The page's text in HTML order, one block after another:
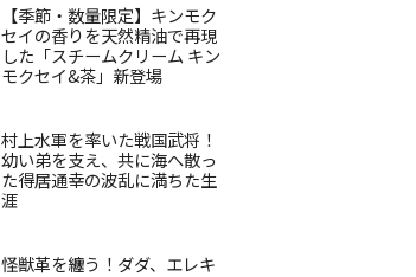
【季節・数量限定】キンモク
セイの香りを天然精油で再現
した「スチームクリーム キン
モクセイ&茶」新登場
村上水軍を率いた戦国武将！
幼い弟を支え、共に海へ散っ
た得居通幸の波乱に満ちた生
涯
怪獣革を纏う！ダダ、エレキ